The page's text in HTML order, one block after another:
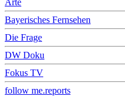
Bayerisches Fernsehen
Die Frage
DW Doku
Fokus TV
follow me.reports